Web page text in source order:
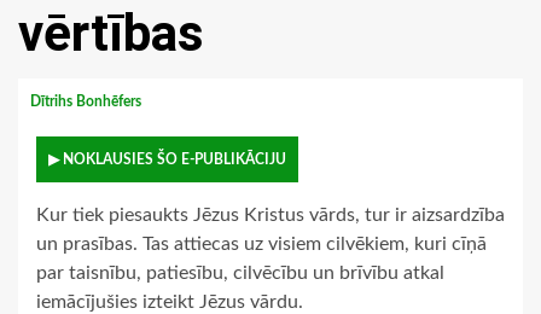
vērtības
Dītrihs Bonhēfers
▶ NOKLAUSIES ŠO E-PUBLIKĀCIJU
Kur tiek piesaukts Jēzus Kristus vārds, tur ir aizsardzība
un prasības. Tas attiecas uz visiem cilvēkiem, kuri cīņā
par taisnību, patiesību, cilvēcību un brīvību atkal
iemācījušies izteikt Jēzus vārdu.